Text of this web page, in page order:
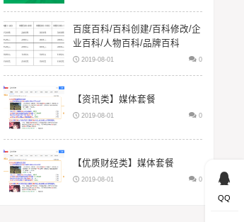
百度百科/百科创建/百科修改/企
业百科/人物百科/品牌百科
2019-08-01 0
【资讯类】媒体套餐
2019-08-01 0
【优质财经类】媒体套餐
2019-08-01 0
QQ